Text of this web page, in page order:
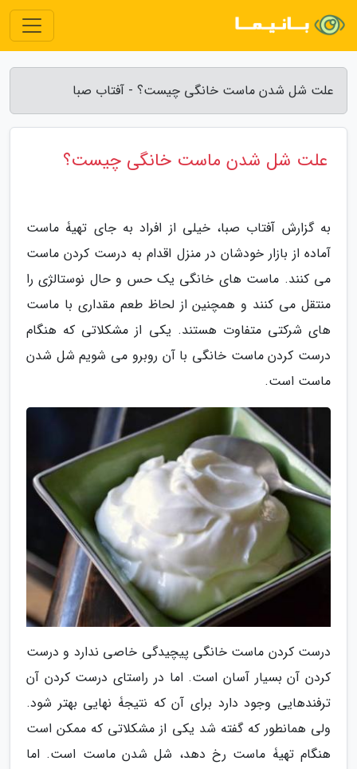
علت شل شدن ماست خانگی چیست؟ - آفتاب صبا
علت شل شدن ماست خانگی چیست؟
به گزارش آفتاب صبا، خیلی از افراد به جای تهیۀ ماست
آماده از بازار خودشان در منزل اقدام به درست کردن ماست
می کنند. ماست های خانگی یک حس و حال نوستالژی را
منتقل می کنند و همچنین از لحاظ طعم مقداری با ماست
های شرکتی متفاوت هستند. یکی از مشکلاتی که هنگام
درست کردن ماست خانگی با آن روبرو می شویم شل شدن
ماست است.
درست کردن ماست خانگی پیچیدگی خاصی ندارد و درست
کردن آن بسیار آسان است. اما در راستای درست کردن آن
ترفندهایی وجود دارد برای آن که نتیجۀ نهایی بهتر شود.
ولی همانطور که گفته شد یکی از مشکلاتی که ممکن است
هنگام تهیۀ ماست رخ دهد، شل شدن ماست است. اما